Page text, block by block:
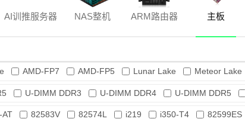
AI训推服务器 NAS整机 ARM路由器 主板
AMD-FP7 AMD-FP5 Lunar Lake Meteor Lake
Comet Lake Bay Trail Broadwell
U-DIMM DDR3 U-DIMM DDR4 U-DIMM DDR5
AT 82583V 82574L i219 i350-T4 82599ES